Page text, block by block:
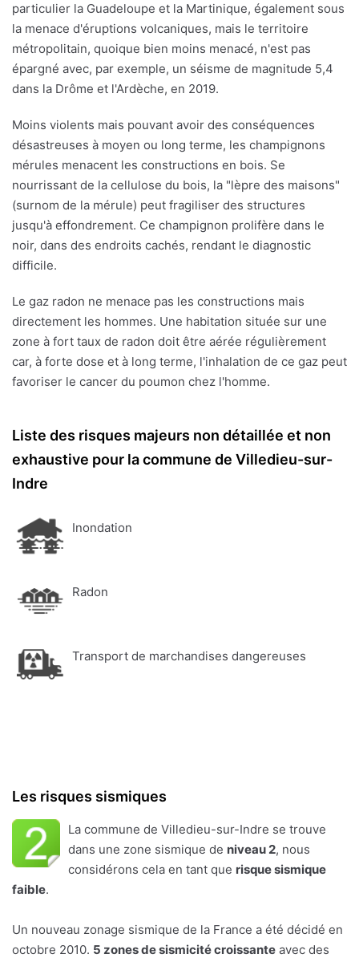
particulier la Guadeloupe et la Martinique, également sous
la menace d'éruptions volcaniques, mais le territoire
métropolitain, quoique bien moins menacé, n'est pas
épargné avec, par exemple, un séisme de magnitude 5,4
dans la Drôme et l'Ardèche, en 2019.
Moins violents mais pouvant avoir des conséquences
désastreuses à moyen ou long terme, les champignons
mérules menacent les constructions en bois. Se
nourrissant de la cellulose du bois, la "lèpre des maisons"
(surnom de la mérule) peut fragiliser des structures
jusqu'à effondrement. Ce champignon prolifère dans le
noir, dans des endroits cachés, rendant le diagnostic
difficile.
Le gaz radon ne menace pas les constructions mais
directement les hommes. Une habitation située sur une
zone à fort taux de radon doit être aérée régulièrement
car, à forte dose et à long terme, l'inhalation de ce gaz peut
favoriser le cancer du poumon chez l'homme.
Liste des risques majeurs non détaillée et non
exhaustive pour la commune de Villedieu-sur-
Indre
Inondation
Radon
Transport de marchandises dangereuses
Les risques sismiques
La commune de Villedieu-sur-Indre se trouve
dans une zone sismique de niveau 2, nous
considérons cela en tant que risque sismique
faible.
Un nouveau zonage sismique de la France a été décidé en
octobre 2010. 5 zones de sismicité croissante avec des